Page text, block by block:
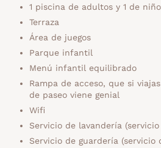
1 piscina de adultos y 1 de
Terraza
Área de juegos
Parque infantil
Menú infantil equilibrado
Rampa de acceso, que si
de paseo viene genial
Wifi
Servicio de lavandería (servicio
Servicio de guardería (servicio